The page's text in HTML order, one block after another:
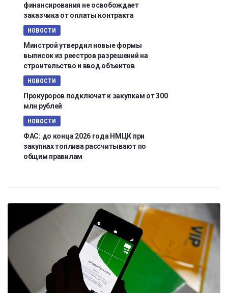
финансирования не освобождает
заказчика от оплаты контракта
НОВОСТИ
Минстрой утвердил новые формы
выписок из реестров разрешений на
строительство и ввод объектов
НОВОСТИ
Прокуроров подключат к закупкам от 300
млн рублей
НОВОСТИ
ФАС: до конца 2026 года НМЦК при
закупках топлива рассчитывают по
общим правилам